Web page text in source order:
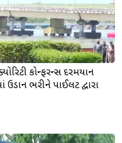
કોન્ફરન્સ દરમિયાન
ઉડાન ભરીને પાઈલટ દ્વારા